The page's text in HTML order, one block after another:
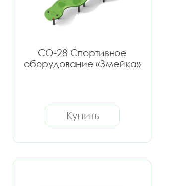
СО-28 Спортивное
оборудование «Змейка»
Купить